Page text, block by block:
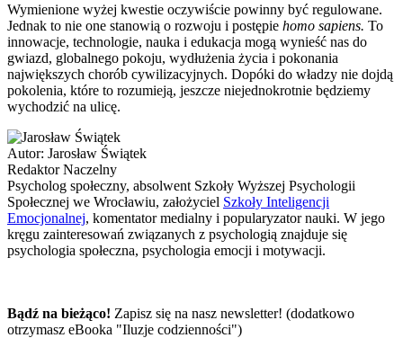
Wymienione wyżej kwestie oczywiście powinny być regulowane.
Jednak to nie one stanowią o rozwoju i postępie homo sapiens. To
innowacje, technologie, nauka i edukacja mogą wynieść nas do
gwiazd, globalnego pokoju, wydłużenia życia i pokonania
największych chorób cywilizacyjnych. Dopóki do władzy nie dojdą
pokolenia, które to rozumieją, jeszcze niejednokrotnie będziemy
wychodzić na ulicę.
Autor: Jarosław Świątek
Redaktor Naczelny
Psycholog społeczny, absolwent Szkoły Wyższej Psychologii
Społecznej we Wrocławiu, założyciel Szkoły Inteligencji
Emocjonalnej, komentator medialny i popularyzator nauki. W jego
kręgu zainteresowań związanych z psychologią znajduje się
psychologia społeczna, psychologia emocji i motywacji.
Bądź na bieżąco! Zapisz się na nasz newsletter! (dodatkowo
otrzymasz eBooka "Iluzje codzienności")